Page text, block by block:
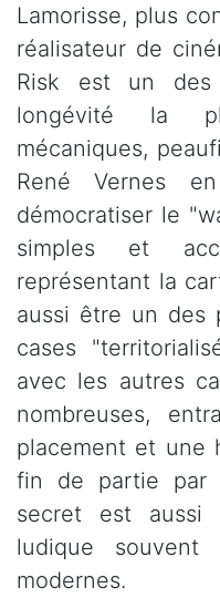
Lamorisse, plus
réalisateur de
Risk est un
longévité la
mécaniques,
René Vernes
démocratiser le
simples et
représentant la
aussi être un des
cases
avec les autres
nombreuses,
placement et une
fin de partie par
secret est aussi
ludique
modernes.